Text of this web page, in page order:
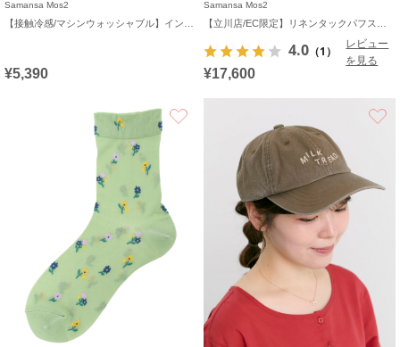
Samansa Mos2
¥5,390
Samansa Mos2
4.0 （1）
レビュー
を見る
¥17,600